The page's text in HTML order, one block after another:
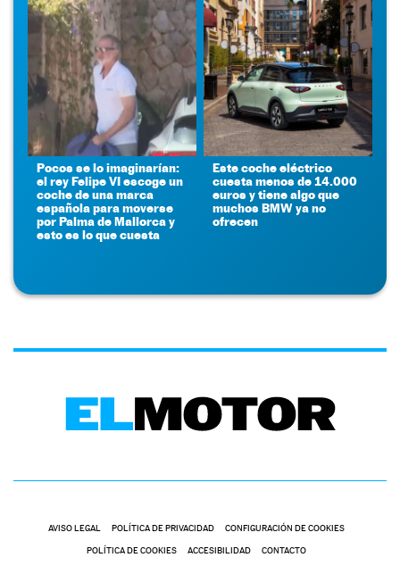
Pocos se lo imaginarían:
el rey Felipe VI escoge un
coche de una marca
española para moverse
por Palma de Mallorca y
esto es lo que cuesta
Este coche eléctrico
cuesta menos de 14.000
euros y tiene algo que
muchos BMW ya no
ofrecen
AVISO LEGAL POLÍTICA DE PRIVACIDAD CONFIGURACIÓN DE COOKIES
POLÍTICA DE COOKIES ACCESIBILIDAD CONTACTO